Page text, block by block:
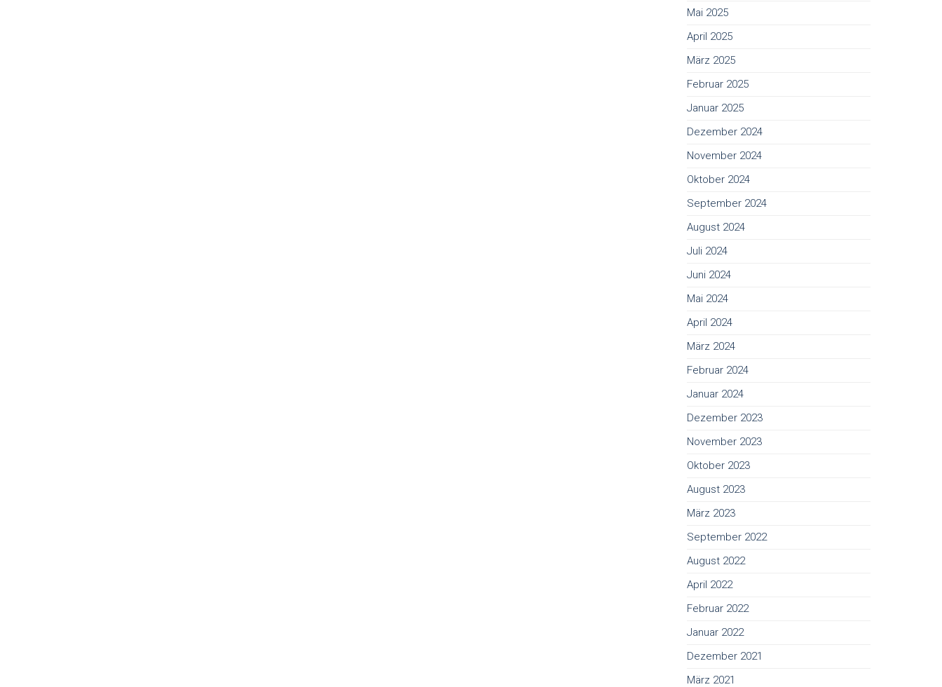
Mai 2025
April 2025
März 2025
Februar 2025
Januar 2025
Dezember 2024
November 2024
Oktober 2024
September 2024
August 2024
Juli 2024
Juni 2024
Mai 2024
April 2024
März 2024
Februar 2024
Januar 2024
Dezember 2023
November 2023
Oktober 2023
August 2023
März 2023
September 2022
August 2022
April 2022
Februar 2022
Januar 2022
Dezember 2021
März 2021